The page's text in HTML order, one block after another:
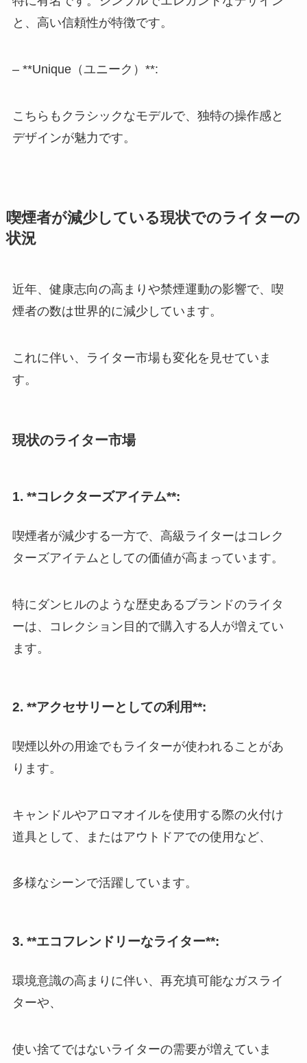
と、高い信頼性が特徴です。
– **Unique（ユニーク）**:
こちらもクラシックなモデルで、独特の操作感と
デザインが魅力です。
喫煙者が減少している現状でのライターの
状況
近年、健康志向の高まりや禁煙運動の影響で、喫
煙者の数は世界的に減少しています。
これに伴い、ライター市場も変化を見せていま
す。
現状のライター市場
1. **コレクターズアイテム**:
喫煙者が減少する一方で、高級ライターはコレク
ターズアイテムとしての価値が高まっています。
特にダンヒルのような歴史あるブランドのライタ
ーは、コレクション目的で購入する人が増えてい
ます。
2. **アクセサリーとしての利用**:
喫煙以外の用途でもライターが使われることがあ
ります。
キャンドルやアロマオイルを使用する際の火付け
道具として、またはアウトドアでの使用など、
多様なシーンで活躍しています。
3. **エコフレンドリーなライター**:
環境意識の高まりに伴い、再充填可能なガスライ
ターや、
使い捨てではないライターの需要が増えていま